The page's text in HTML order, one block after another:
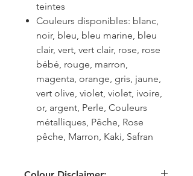
teintes
Couleurs disponibles: blanc,
noir, bleu, bleu marine, bleu
clair, vert, vert clair, rose, rose
bébé, rouge, marron,
magenta, orange, gris, jaune,
vert olive, violet, violet, ivoire,
or, argent, Perle, Couleurs
métalliques, Pêche, Rose
pêche, Marron, Kaki, Safran